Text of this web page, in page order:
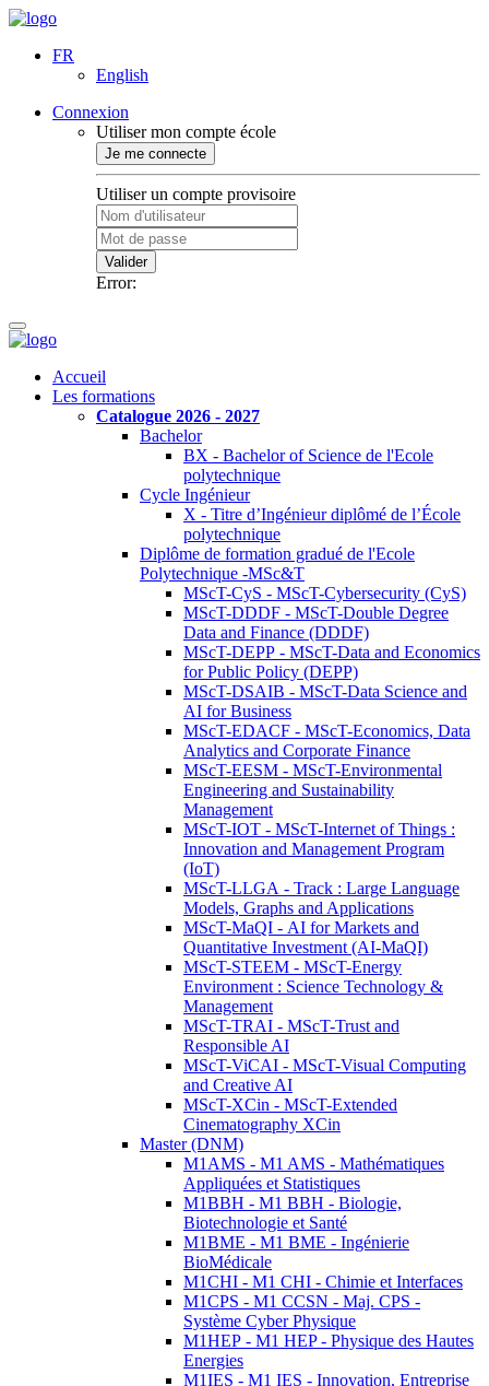
FR
English
Connexion
Utiliser mon compte école
Je me connecte
Utiliser un compte provisoire
Valider
Error:
Accueil
Les formations
Catalogue 2026 - 2027
Bachelor
BX - Bachelor of Science de l'Ecole
polytechnique
Cycle Ingénieur
X - Titre d’Ingénieur diplômé de l’École
polytechnique
Diplôme de formation gradué de l'Ecole
Polytechnique -MSc&T
MScT-CyS - MScT-Cybersecurity (CyS)
MScT-DDDF - MScT-Double Degree
Data and Finance (DDDF)
MScT-DEPP - MScT-Data and Economics
for Public Policy (DEPP)
MScT-DSAIB - MScT-Data Science and
AI for Business
MScT-EDACF - MScT-Economics, Data
Analytics and Corporate Finance
MScT-EESM - MScT-Environmental
Engineering and Sustainability
Management
MScT-IOT - MScT-Internet of Things :
Innovation and Management Program
(IoT)
MScT-LLGA - Track : Large Language
Models, Graphs and Applications
MScT-MaQI - AI for Markets and
Quantitative Investment (AI-MaQI)
MScT-STEEM - MScT-Energy
Environment : Science Technology &
Management
MScT-TRAI - MScT-Trust and
Responsible AI
MScT-ViCAI - MScT-Visual Computing
and Creative AI
MScT-XCin - MScT-Extended
Cinematography XCin
Master (DNM)
M1AMS - M1 AMS - Mathématiques
Appliquées et Statistiques
M1BBH - M1 BBH - Biologie,
Biotechnologie et Santé
M1BME - M1 BME - Ingénierie
BioMédicale
M1CHI - M1 CHI - Chimie et Interfaces
M1CPS - M1 CCSN - Maj. CPS -
Système Cyber Physique
M1HEP - M1 HEP - Physique des Hautes
Energies
M1IES - M1 IES - Innovation, Entreprise